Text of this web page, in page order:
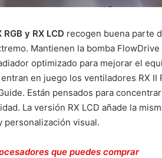
y RX LCD recogen buena parte
Mantienen la bomba FlowDrive
optimizado para mejorar el
en juego los ventiladores RX II
Están pensados para
La versión RX LCD añade la
personalización visual.
que puedes comprar